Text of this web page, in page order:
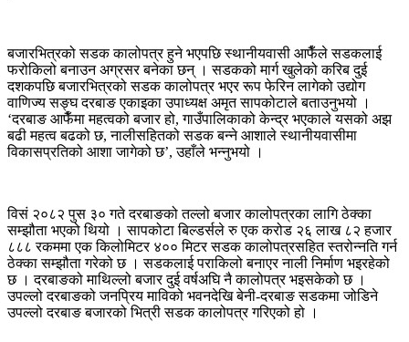
बजारभित्रको सडक कालोपत्र हुने भएपछि स्थानीयवासी आफैँले सडकलाई
फरोकिलो बनाउन अग्रसर बनेका छन् । सडकको मार्ग खुलेको करिब दुई
दशकपछि बजारभित्रको सडक कालोपत्र भएर रूप फेरिन लागेको उद्योग
वाणिज्य सङ्घ दरबाङ एकाइका उपाध्यक्ष अमृत सापकोटाले बताउनुभयो ।
‘दरबाङ आफैँमा महत्वको बजार हो, गाउँपालिकाको केन्द्र भएकाले यसको अझ
बढी महत्व बढको छ, नालीसहितको सडक बन्ने आशाले स्थानीयवासीमा
विकासप्रतिको आशा जागेको छ’, उहाँले भन्नुभयो ।
विसं २०८२ पुस ३० गते दरबाङको तल्लो बजार कालोपत्रका लागि ठेक्का
सम्झौता भएको थियो । सापकोटा बिल्डर्सले रु एक करोड २६ लाख ८२ हजार
८८८ रकममा एक किलोमिटर ४०० मिटर सडक कालोपत्रसहित स्तरोन्नति गर्न
ठेक्का सम्झौता गरेको छ । सडकलाई पराकिलो बनाएर नाली निर्माण भइरहेको
छ । दरबाङको माथिल्लो बजार दुई वर्षअघि नै कालोपत्र भइसकेको छ ।
उपल्लो दरबाङको जनप्रिय माविको भवनदेखि बेनी-दरबाङ सडकमा जोडिने
उपल्लो दरबाङ बजारको भित्री सडक कालोपत्र गरिएको हो ।